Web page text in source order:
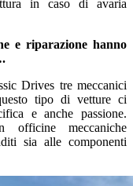
in caso di avaria
e riparazione hanno
Drives tre meccanici
tipo di vetture ci
e anche passione.
officine meccaniche
sia alle componenti